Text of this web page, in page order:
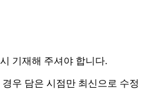
기재해 주셔야 합니다.
우 담은 시점만 최신으로 수정